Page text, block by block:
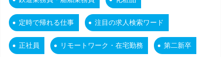
定時で帰れる仕事 注目の求人検索ワード
正社員 リモートワーク・在宅勤務 第二新卒